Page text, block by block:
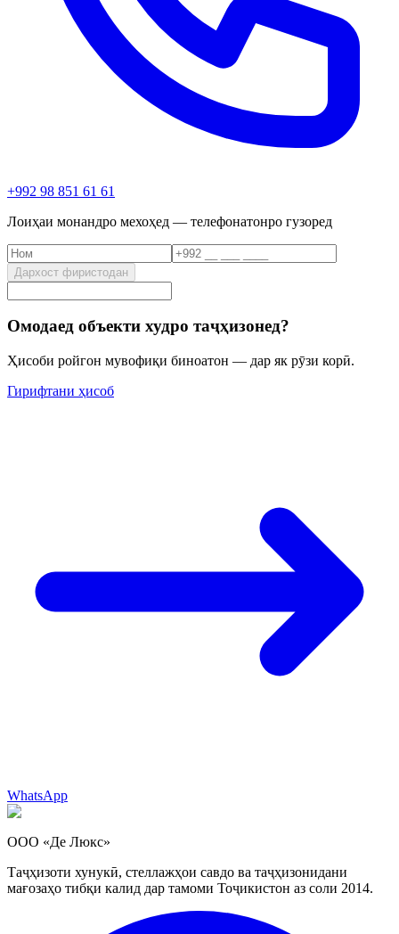
+992 98 851 61 61
Лоиҳаи монандро мехоҳед — телефонатонро гузоред
Дархост фиристодан
Омодаед объекти худро таҷҳизонед?
Ҳисоби ройгон мувофиқи биноатон — дар як рӯзи корӣ.
Гирифтани ҳисоб
WhatsApp
ООО «Де Люкс»
Таҷҳизоти хунукӣ, стеллажҳои савдо ва таҷҳизонидани
мағозаҳо тибқи калид дар тамоми Тоҷикистон аз соли 2014.